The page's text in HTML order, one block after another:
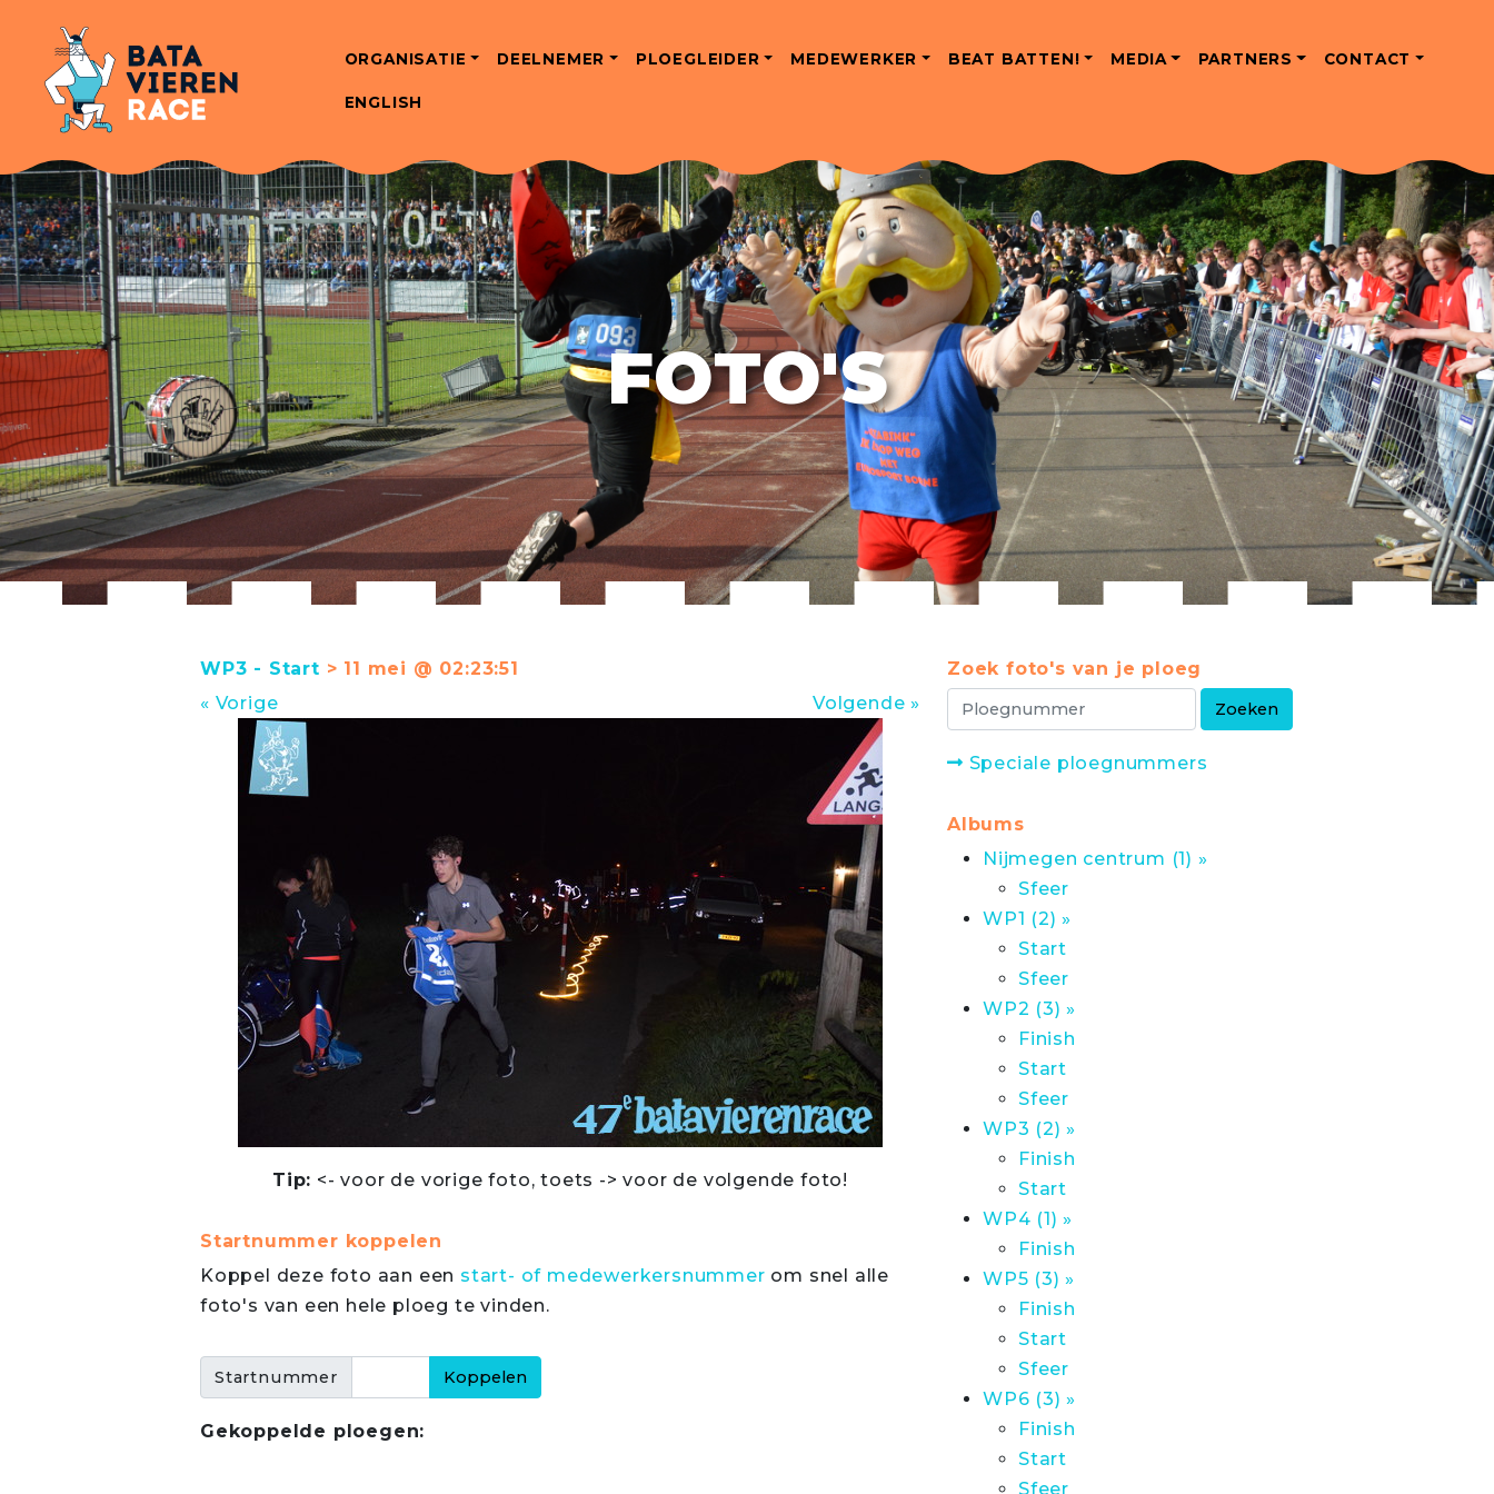
ORGANISATIE DEELNEMER PLOEGLEIDER MEDEWERKER BEAT BATTEN! MEDIA PARTNERS CONTACT
ENGLISH
FOTO'S
WP3 - Start > 11 mei @ 02:23:51
« Vorige
Volgende »
Tip: <- voor de vorige foto, toets -> voor de volgende foto!
Startnummer koppelen
Koppel deze foto aan een start- of medewerkersnummer om snel alle
foto's van een hele ploeg te vinden.
Startnummer
Gekoppelde ploegen:
Zoek foto's van je ploeg
Speciale ploegnummers
Albums
Nijmegen centrum (1) »
Sfeer
WP1 (2) »
Start
Sfeer
WP2 (3) »
Finish
Start
Sfeer
WP3 (2) »
Finish
Start
WP4 (1) »
Finish
WP5 (3) »
Finish
Start
Sfeer
WP6 (3) »
Finish
Start
Sfeer